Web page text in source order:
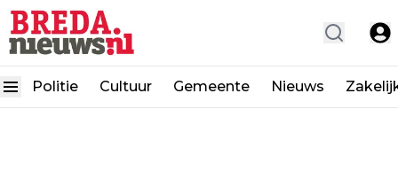
Politie Cultuur Gemeente Nieuws